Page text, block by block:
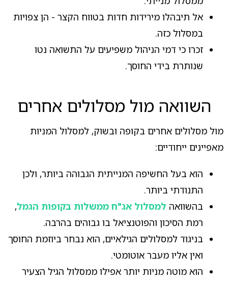
אל תיבהלו מירידות חדות בטווח הקצר - הן צפויות
במסלול כזה.
זכרו כי דמי הניהול משפיעים על התשואה נטו
שנותרת בידי החוסך.
השוואה מול מסלולים אחרים
מול מסלולים אחרים בקופה ובשוק, למסלול המניות
מאפיינים ייחודיים:
הוא בעל החשיפה המנייתית הגבוהה ביותר, ולכן
התנודתי ביותר.
בהשוואה למסלול אג"ח ממשלות בקופות הגמל,
רמת הסיכון והפוטנציאל בו גבוהים בהרבה.
בניגוד למסלולים הגילאיים, הוא נבחר ביוזמת החוסך
ואין אליו מעבר אוטומטי.
הוא מוטה מניות יותר אפילו ממסלול הגיל הצעיר